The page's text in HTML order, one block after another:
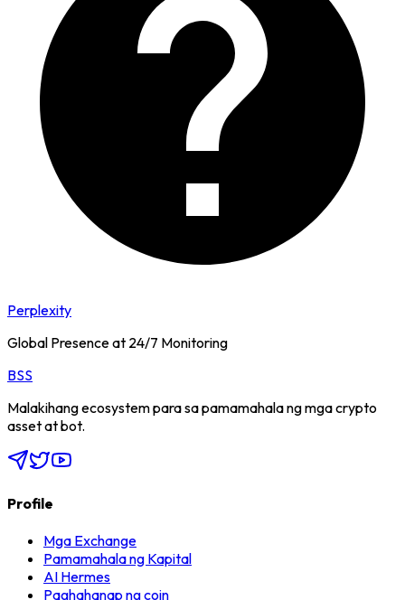
Perplexity
Global Presence at 24/7 Monitoring
BSS
Malakihang ecosystem para sa pamamahala ng mga crypto
asset at bot.
Profile
Mga Exchange
Pamamahala ng Kapital
AI Hermes
Paghahanap ng coin